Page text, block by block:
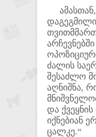
ამასთან,
ძალის
შესაძლო
აღნიშნა,
და
იქნებიან
ცალკე.“